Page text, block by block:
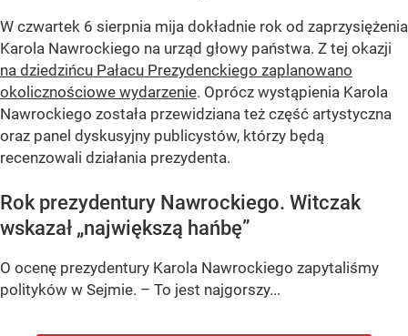
W czwartek 6 sierpnia mija dokładnie rok od zaprzysiężenia
Karola Nawrockiego na urząd głowy państwa. Z tej okazji
na dziedzińcu Pałacu Prezydenckiego zaplanowano
okolicznościowe wydarzenie. Oprócz wystąpienia Karola
Nawrockiego została przewidziana też część artystyczna
oraz panel dyskusyjny publicystów, którzy będą
recenzowali działania prezydenta.
Rok prezydentury Nawrockiego. Witczak
wskazał „największą hańbę”
O ocenę prezydentury Karola Nawrockiego zapytaliśmy
polityków w Sejmie. – To jest najgorszy...